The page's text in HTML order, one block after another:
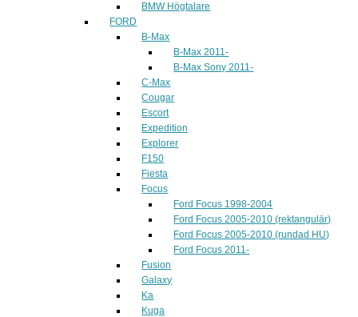
BMW Högtalare
FORD
B-Max
B-Max 2011-
B-Max Sony 2011-
C-Max
Cougar
Escort
Expedition
Explorer
F150
Fiesta
Focus
Ford Focus 1998-2004
Ford Focus 2005-2010 (rektangulär)
Ford Focus 2005-2010 (rundad HU)
Ford Focus 2011-
Fusion
Galaxy
Ka
Kuga